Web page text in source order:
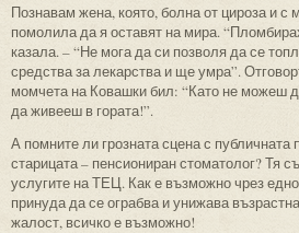
Познавам жена, която, болна от цироза и с
помолила да я оставят на мира.
казала. – “Не мога да си позволя да се
средства за лекарства и ще умра”.
момчета на Ковашки бил: “Като не можеш
да живееш в гората!”.
А помните ли грозната сцена с
старицата – пенсиониран стоматолог? Тя
услугите на ТЕЦ. Как е възможно чрез
принуда да се ограбва и унижава
жалост, всичко е възможно!